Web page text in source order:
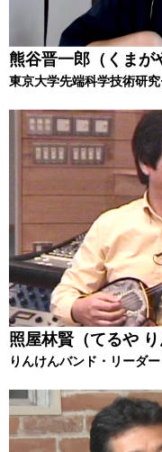
熊谷晋一郎（くまが
東京大学先端科学技術研
照屋林賢（てるや り
りんけんバンド・リーダー